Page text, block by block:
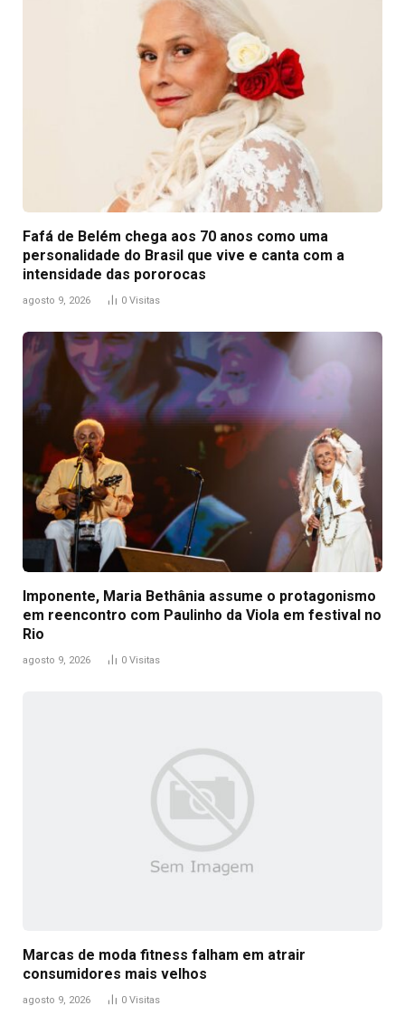
Fafá de Belém chega aos 70 anos como uma
personalidade do Brasil que vive e canta com a
intensidade das pororocas
agosto 9, 2026 0 Visitas
Imponente, Maria Bethânia assume o protagonismo
em reencontro com Paulinho da Viola em festival no
Rio
agosto 9, 2026 0 Visitas
Marcas de moda fitness falham em atrair
consumidores mais velhos
agosto 9, 2026 0 Visitas